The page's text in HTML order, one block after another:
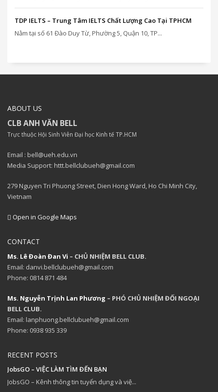
TDP IELTS – Trung Tâm IELTS Chất Lượng Cao Tại TPHCM
Nằm tại số 61 Đào Duy Từ, Phường 5, Quận 10, TP...
ABOUT US
CLB ANH VĂN BELL
Trực thuộc Hội Sinh Viên Đại học Kinh tế TP.HCM
Email : bell@ueh.edu.vn
Media Support: httt.bellclubueh@gmail.com
279 Nguyen Tri Phuong Street, Dien Hong Ward, Ho Chi Minh City,
Vietnam
Open in Google Maps
CONTACT
Ms. Lê Đoàn Đan Vi – CHỦ NHIỆM BELL CLUB.
Email: danvi.bellclubueh@gmail.com
Phone: 0814 871 484
Ms. Nguyễn Trịnh Lan Phương – PHÓ CHỦ NHIỆM ĐỐI NGOẠI
BELL CLUB.
Email: lanphuong.bellclubueh@gmail.com
Phone: 0938 935 339
RECENT POSTS
JobsGO – VIỆC LÀM TÌM ĐẾN BẠN
JobsGO – Kênh thông tin tuyển dụng và việ...